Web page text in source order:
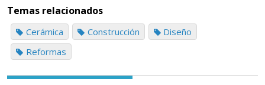
Temas relacionados
Cerámica Construcción
Diseño
Reformas